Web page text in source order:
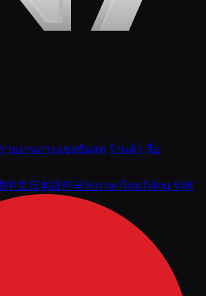
รายงานการแข่งขันสด ร้านค้า สื่อ
中文日本語한국어ภาษาไทยTiếng Việt